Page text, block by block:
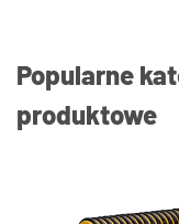
Popularne
produktowe